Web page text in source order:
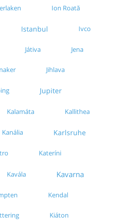
Ion Roată
Istanbul Ivco
Játiva Jena
Jihlava
Jupiter
Kalamáta Kallithea
Kanália Karlsruhe
Kateríni
Kavála Kavarna
Kendal
Kiáton